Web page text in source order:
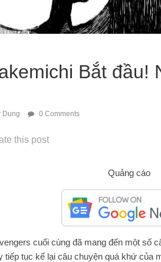
Bắt đầu!
Dung 0 Comments
this post
Quảng cáo
cuối cùng đã mang đến một số
tục kể lại câu chuyện quá khứ của